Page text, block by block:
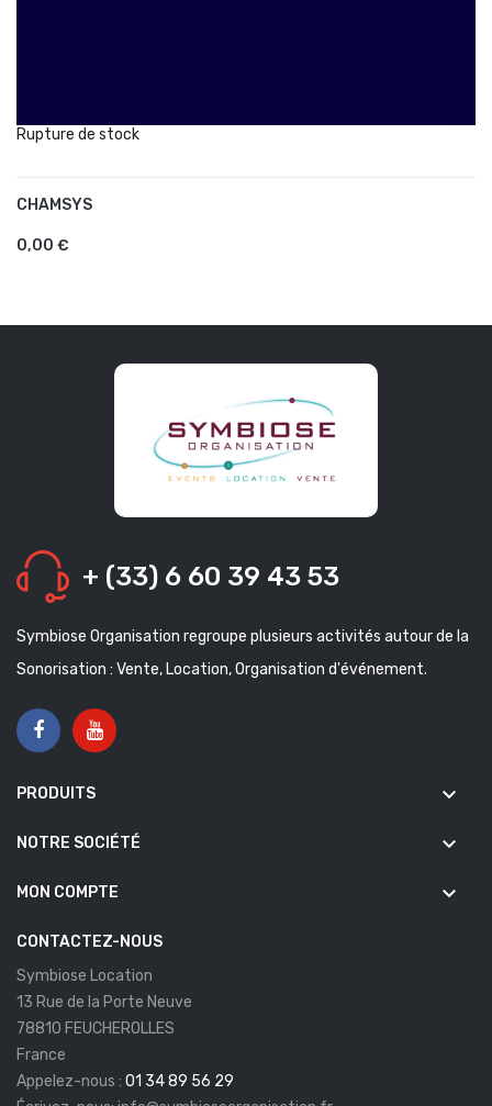
Rupture de stock
CHAMSYS
0,00 €
+ (33) 6 60 39 43 53
Symbiose Organisation regroupe plusieurs activités autour de la
Sonorisation : Vente, Location, Organisation d'événement.
PRODUITS keyboard_arrow_down
NOTRE SOCIÉTÉ keyboard_arrow_down
MON COMPTE keyboard_arrow_down
CONTACTEZ-NOUS
Symbiose Location
13 Rue de la Porte Neuve
78810 FEUCHEROLLES
France
Appelez-nous : 01 34 89 56 29